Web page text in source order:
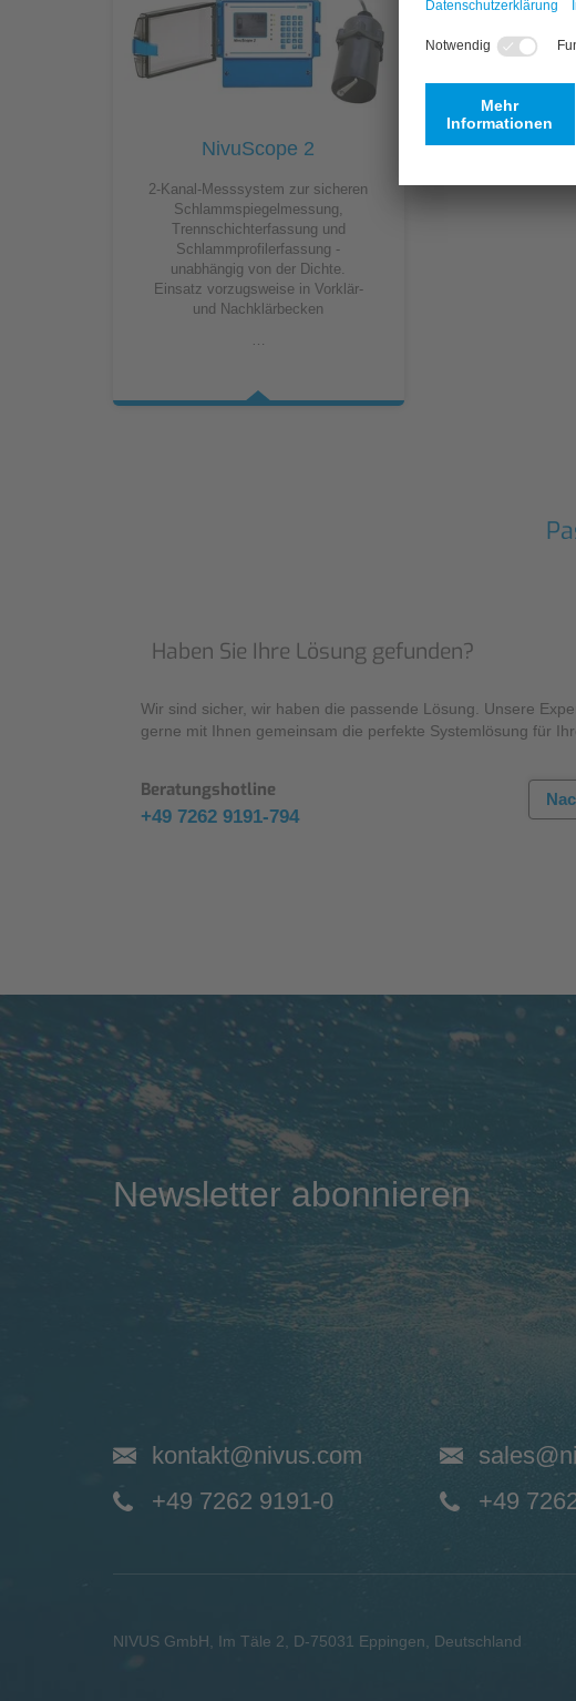
NivuScope 2
2-Kanal-Messsystem zur sicheren
Schlammspiegelmessung,
Trennschichterfassung und
Schlammprofilerfassung -
unabhängig von der Dichte.
Einsatz vorzugsweise in Vorklär-
und Nachklärbecken
…
Haben Sie Ihre Lösung gefunden?
Wir sind sicher, wir haben die passende Lösung. Unsere
gerne mit Ihnen gemeinsam die perfekte Systemlösung für
Beratungshotline
+49 7262 9191-794
Newsletter abonnieren
kontakt@nivus.com
+49 7262 9191-0
+49
NIVUS GmbH, Im Täle 2, D-75031 Eppingen, Deutschland